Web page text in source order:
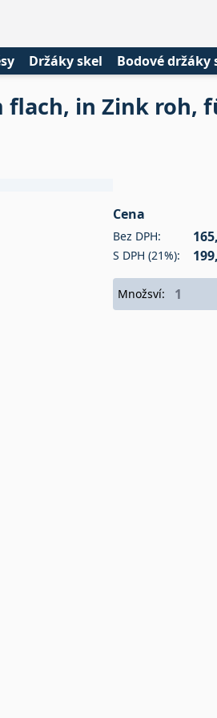
Držáky skel Bodové držáky
flach, in Zink
Cena
Bez DPH:
S DPH (21%):
Množsví: